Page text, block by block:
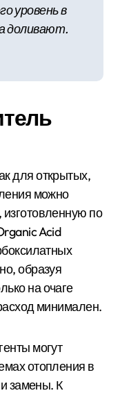
уровень в
доливают.
для открытых,
можно
по
Acid
образуя
на очаге
минимален.
могут
отопления в
замены. К